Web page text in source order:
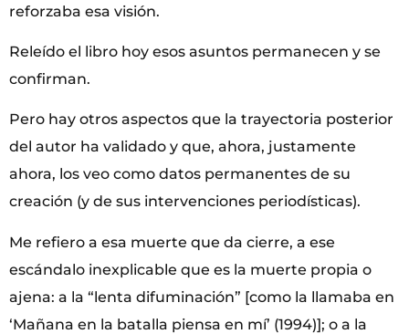
reforzaba esa visión.
Releído el libro hoy esos asuntos permanecen y se
confirman.
Pero hay otros aspectos que la trayectoria posterior
del autor ha validado y que, ahora, justamente
ahora, los veo como datos permanentes de su
creación (y de sus intervenciones periodísticas).
Me refiero a esa muerte que da cierre, a ese
escándalo inexplicable que es la muerte propia o
ajena: a la “lenta difuminación” [como la llamaba en
‘Mañana en la batalla piensa en mí’ (1994)]; o a la